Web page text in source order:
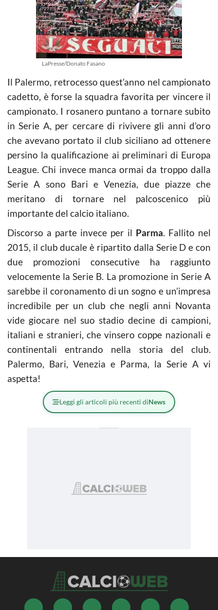
LaPresse/Donato Fasano
Il Palermo, retrocesso quest’anno nel campionato
cadetto, è forse la squadra favorita per vincere il
campionato. I rosanero puntano a tornare subito
in Serie A, per cercare di rivivere gli anni d’oro
che avevano portato il club siciliano ad ottenere
persino la qualificazione ai preliminari di Europa
League. Chi invece manca ormai da troppo dalla
Serie A sono Bari e Venezia, due piazze che
meritano di tornare nel palcoscenico più
importante del calcio italiano.
Discorso a parte invece per il Parma. Fallito nel
2015, il club ducale è ripartito dalla Serie D e con
due promozioni consecutive ha raggiunto
velocemente la Serie B. La promozione in Serie A
sarebbe il coronamento di un sogno e un’impresa
incredibile per un club che negli anni Novanta
vide giocare nel suo stadio decine di campioni,
italiani e stranieri, che vinsero coppe nazionali e
continentali entrando nella storia del club.
Palermo, Bari, Venezia e Parma, la Serie A vi
aspetta!
Leggi gli articoli più recenti diNews